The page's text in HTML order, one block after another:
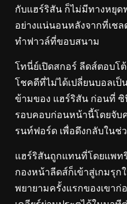
กับแฮร์ริสัน ก็ไม่มีทางหยุ
อย่างแน่นอนหลังจากที่เช
ทำฟาวล์ที่ขอบสนาม
โทนี่ย์เปิดสกอร์ ลีดส์ตอบโ
โชคดีที่ไม่ได้เปลี่ยนบอลเป็
ข้ามของ แฮร์ริสัน ก่อนที่ ซิ
รอบคอบก่อนหน้านี้โดยจับ
รนท์ฟอร์ด เพื่อดึงกลับในช่
แฮร์ริสันถูกแทนที่โดยแพท
กองหน้าลีดส์ก็เข้าสู่เกมรุ
พยายามครั้งแรกของเขา